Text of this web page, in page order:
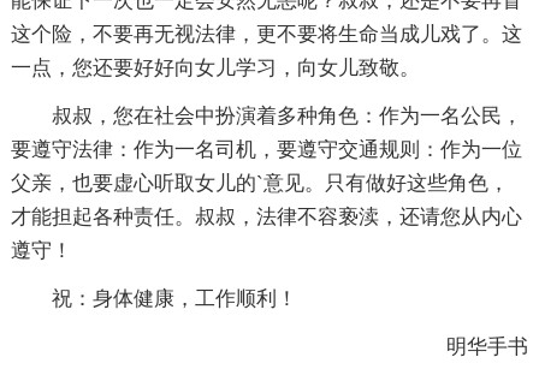
这个险，不要再无视法律，更不要将生命当成儿戏了。这
一点，您还要好好向女儿学习，向女儿致敬。
叔叔，您在社会中扮演着多种角色：作为一名公民，
要遵守法律：作为一名司机，要遵守交通规则：作为一位
父亲，也要虚心听取女儿的`意见。只有做好这些角色，
才能担起各种责任。叔叔，法律不容亵渎，还请您从内心
遵守！
祝：身体健康，工作顺利！
明华手书